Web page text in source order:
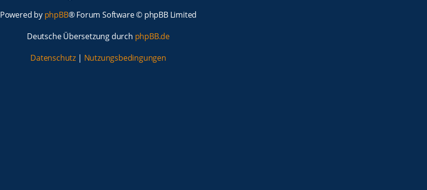
Powered by phpBB® Forum Software © phpBB Limited
Deutsche Übersetzung durch phpBB.de
Datenschutz | Nutzungsbedingungen